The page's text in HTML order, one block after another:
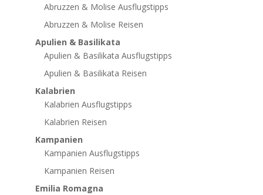
Abruzzen & Molise Ausflugstipps
Abruzzen & Molise Reisen
Apulien & Basilikata
Apulien & Basilikata Ausflugstipps
Apulien & Basilikata Reisen
Kalabrien
Kalabrien Ausflugstipps
Kalabrien Reisen
Kampanien
Kampanien Ausflugstipps
Kampanien Reisen
Emilia Romagna